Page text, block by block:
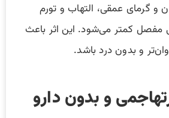
و گرمای عمقی، التهاب و تورم
مفصل کمتر می‌شود. این اثر باعث
و بدون درد باشد.